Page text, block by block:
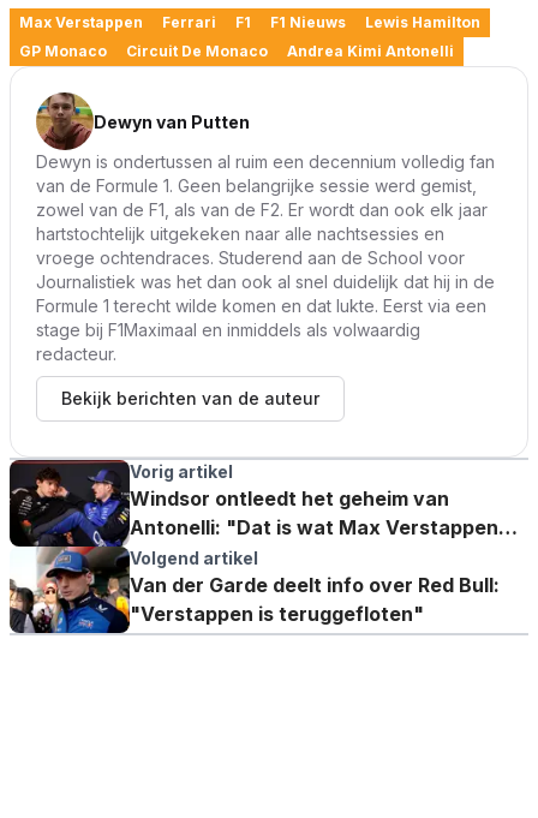
Max Verstappen Ferrari F1 F1 Nieuws
Lewis Hamilton
GP Monaco
Circuit De Monaco Andrea Kimi Antonelli
Dewyn van Putten
Dewyn is ondertussen al ruim een decennium volledig fan
van de Formule 1. Geen belangrijke sessie werd gemist,
zowel van de F1, als van de F2. Er wordt dan ook elk jaar
hartstochtelijk uitgekeken naar alle nachtsessies en
vroege ochtendraces. Studerend aan de School voor
Journalistiek was het dan ook al snel duidelijk dat hij in de
Formule 1 terecht wilde komen en dat lukte. Eerst via een
stage bij F1Maximaal en inmiddels als volwaardig
redacteur.
Bekijk berichten van de auteur
Vorig artikel
Windsor ontleedt het geheim van
Antonelli: "Dat is wat Max Verstappen
niet deed"
Volgend artikel
Van der Garde deelt info over Red Bull:
"Verstappen is teruggefloten"